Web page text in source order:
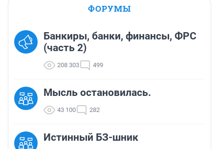
ФОРУМЫ
Банкиры, банки, финансы, ФРС
(часть 2)
208 303 499
Мысль остановилась.
43 100 282
Истинный БЗ-шник